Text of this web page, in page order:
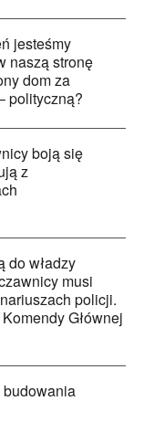
jesteśmy
naszą stronę
dom za
polityczną?
boją się
z
do władzy
musi
policji.
Głównej